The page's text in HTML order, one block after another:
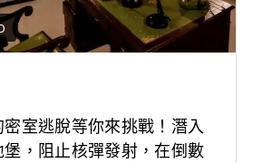
室逃脫等你來挑戰！潛入
，阻止核彈發射，在倒數